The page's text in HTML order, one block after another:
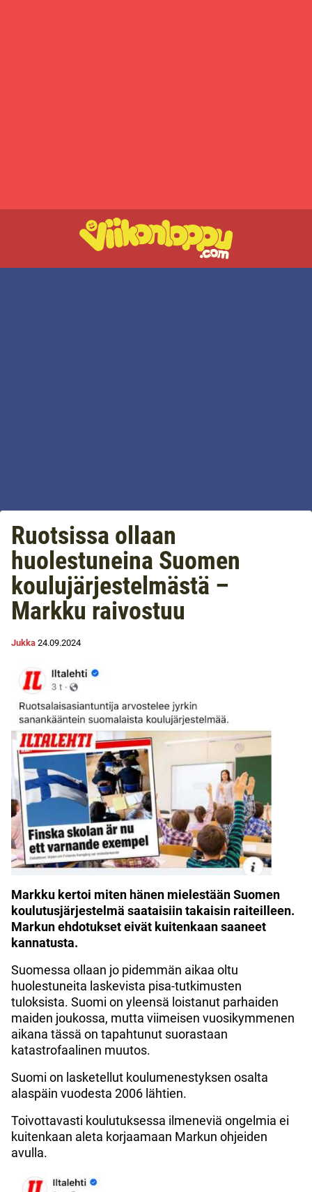
Ruotsissa ollaan
huolestuneina Suomen
koulujärjestelmästä –
Markku raivostuu
Jukka 24.09.2024
Markku kertoi miten hänen mielestään Suomen
koulutusjärjestelmä saataisiin takaisin raiteilleen.
Markun ehdotukset eivät kuitenkaan saaneet
kannatusta.
Suomessa ollaan jo pidemmän aikaa oltu
huolestuneita laskevista pisa-tutkimusten
tuloksista. Suomi on yleensä loistanut parhaiden
maiden joukossa, mutta viimeisen vuosikymmenen
aikana tässä on tapahtunut suorastaan
katastrofaalinen muutos.
Suomi on lasketellut koulumenestyksen osalta
alaspäin vuodesta 2006 lähtien.
Toivottavasti koulutuksessa ilmeneviä ongelmia ei
kuitenkaan aleta korjaamaan Markun ohjeiden
avulla.